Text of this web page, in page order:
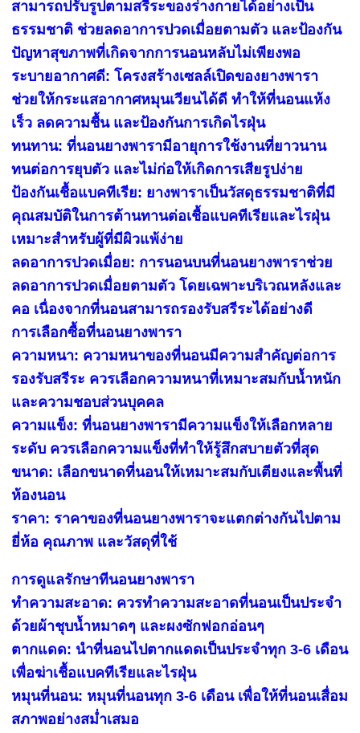
สามารถปรับรูปตามสรีระของร่างกายได้อย่างเป็น
ธรรมชาติ ช่วยลดอาการปวดเมื่อยตามตัว และป้องกัน
ปัญหาสุขภาพที่เกิดจากการนอนหลับไม่เพียงพอ
ระบายอากาศดี: โครงสร้างเซลล์เปิดของยางพารา
ช่วยให้กระแสอากาศหมุนเวียนได้ดี ทำให้ที่นอนแห้ง
เร็ว ลดความชื้น และป้องกันการเกิดไรฝุ่น
ทนทาน: ที่นอนยางพารามีอายุการใช้งานที่ยาวนาน
ทนต่อการยุบตัว และไม่ก่อให้เกิดการเสียรูปง่าย
ป้องกันเชื้อแบคทีเรีย: ยางพาราเป็นวัสดุธรรมชาติที่มี
คุณสมบัติในการต้านทานต่อเชื้อแบคทีเรียและไรฝุ่น
เหมาะสำหรับผู้ที่มีผิวแพ้ง่าย
ลดอาการปวดเมื่อย: การนอนบนที่นอนยางพาราช่วย
ลดอาการปวดเมื่อยตามตัว โดยเฉพาะบริเวณหลังและ
คอ เนื่องจากที่นอนสามารถรองรับสรีระได้อย่างดี
การเลือกซื้อที่นอนยางพารา
ความหนา: ความหนาของที่นอนมีความสำคัญต่อการ
รองรับสรีระ ควรเลือกความหนาที่เหมาะสมกับน้ำหนัก
และความชอบส่วนบุคคล
ความแข็ง: ที่นอนยางพารามีความแข็งให้เลือกหลาย
ระดับ ควรเลือกความแข็งที่ทำให้รู้สึกสบายตัวที่สุด
ขนาด: เลือกขนาดที่นอนให้เหมาะสมกับเตียงและพื้นที่
ห้องนอน
ราคา: ราคาของที่นอนยางพาราจะแตกต่างกันไปตาม
ยี่ห้อ คุณภาพ และวัสดุที่ใช้
การดูแลรักษาทีนอนยางพารา
ทำความสะอาด: ควรทำความสะอาดที่นอนเป็นประจำ
ด้วยผ้าชุบน้ำหมาดๆ และผงซักฟอกอ่อนๆ
ตากแดด: นำที่นอนไปตากแดดเป็นประจำทุก 3-6 เดือน
เพื่อฆ่าเชื้อแบคทีเรียและไรฝุ่น
หมุนที่นอน: หมุนที่นอนทุก 3-6 เดือน เพื่อให้ที่นอนเสื่อม
สภาพอย่างสม่ำเสมอ